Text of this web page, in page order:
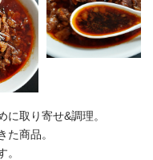
取り寄せ&調理。
商品。